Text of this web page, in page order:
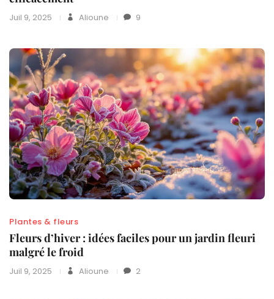
Juil 9, 2025 Alioune 9
Plantes & fleurs
Fleurs d’hiver : idées faciles pour un jardin fleuri
malgré le froid
Juil 9, 2025 Alioune 2